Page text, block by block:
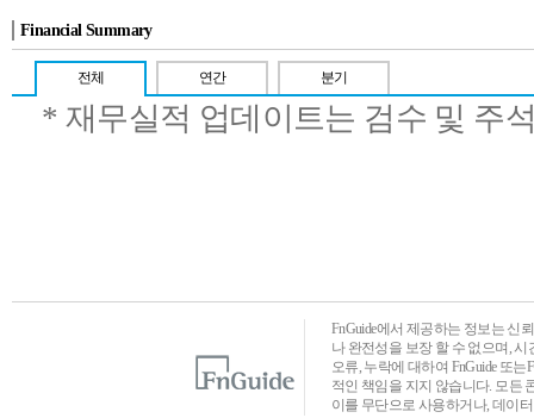
Financial Summary
전체 연간 분기
* 재무실적 업데이트는 검수 및 주
FnGuide에서 제공하는 정보는 신
나 완전성을 보장 할 수 없으며,
오류, 누락에 대하여 FnGuide 또
적인 책임을 지지 않습니다. 모든
이를 무단으로 사용하거나, 데이